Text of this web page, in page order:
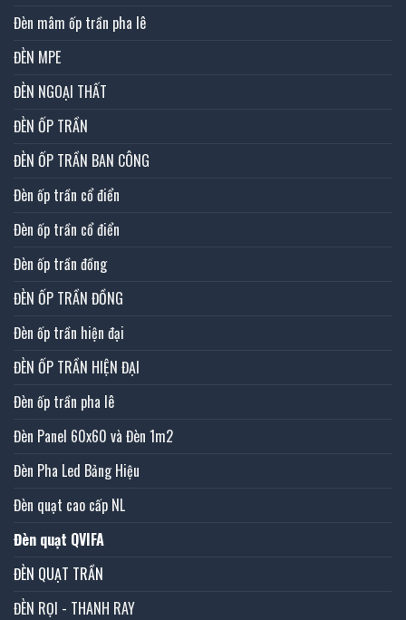
Đèn mâm ốp trần pha lê
ĐÈN MPE
ĐÈN NGOẠI THẤT
ĐÈN ỐP TRẦN
ĐÈN ỐP TRẦN BAN CÔNG
Đèn ốp trần cổ điển
Đèn ốp trần cổ điển
Đèn ốp trần đồng
ĐÈN ỐP TRẦN ĐỒNG
Đèn ốp trần hiện đại
ĐÈN ỐP TRẦN HIỆN ĐẠI
Đèn ốp trần pha lê
Đèn Panel 60x60 và Đèn 1m2
Đèn Pha Led Bảng Hiệu
Đèn quạt cao cấp NL
Đèn quạt QVIFA
ĐÈN QUẠT TRẦN
ĐÈN RỌI - THANH RAY